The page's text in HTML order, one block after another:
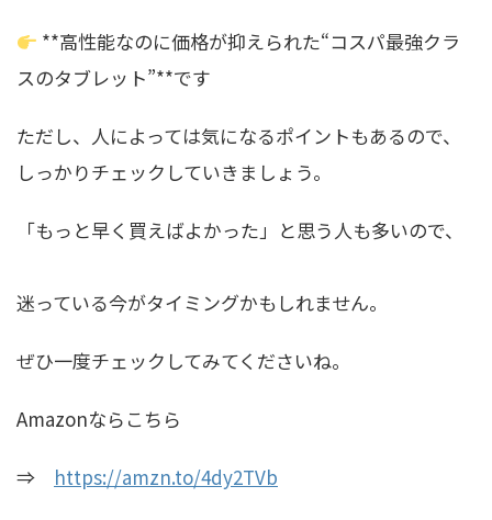
**高性能なのに価格が抑えられた“コスパ最強クラ
スのタブレット”**です
ただし、人によっては気になるポイントもあるので、
しっかりチェックしていきましょう。
「もっと早く買えばよかった」と思う人も多いので、
迷っている今がタイミングかもしれません。
ぜひ一度チェックしてみてくださいね。
Amazonならこちら
⇒ https://amzn.to/4dy2TVb